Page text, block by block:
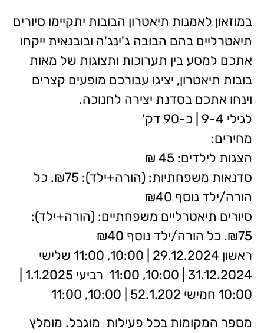
במוזאון לאמנות תיאטרון הבובות יתקיימו סיורים
תיאטרליים בהם הבובה ג'ינג'ה ובובנאית ייקחו
אתכם למסע בין תערוכות ותצוגות של מאות
בובות תיאטרון, יציגו עבורכם מופעים ‏קצרים
וינחו אתכם בסדנת יצירה לחנוכה.‏‎
לגילי 9-4 | כ-90 דק'
מחירים:
הצגות לילדים: 45 ₪
סדנאות משפחתיות: (הורה+ילד): ₪75. כל
הורה/ילד נוסף ₪40
סיורים תיאטרליים משפחתיים: (הורה+ילד):
₪75. כל הורה/ילד נוסף ₪40
ראשון 29.12.2024 | 10:00, 11:00 שלישי
10:00 חמישי 52.1.202 | 10:00, 11:00
מספר המקומות בכל פעילות מוגבל. מומלץ